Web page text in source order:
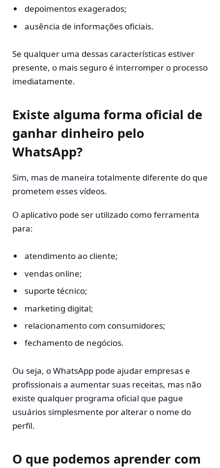
depoimentos exagerados;
ausência de informações oficiais.
Se qualquer uma dessas características estiver
presente, o mais seguro é interromper o processo
imediatamente.
Existe alguma forma oficial de
ganhar dinheiro pelo
WhatsApp?
Sim, mas de maneira totalmente diferente do que
prometem esses vídeos.
O aplicativo pode ser utilizado como ferramenta
para:
atendimento ao cliente;
vendas online;
suporte técnico;
marketing digital;
relacionamento com consumidores;
fechamento de negócios.
Ou seja, o WhatsApp pode ajudar empresas e
profissionais a aumentar suas receitas, mas não
existe qualquer programa oficial que pague
usuários simplesmente por alterar o nome do
perfil.
O que podemos aprender com